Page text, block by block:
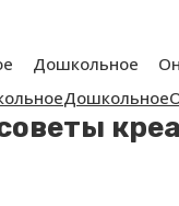
Дошкольное
Дошкольное